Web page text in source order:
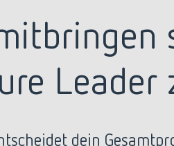
Leader
dein